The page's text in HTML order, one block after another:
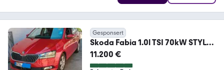
Gesponsert
Skoda Fabia 1.0l TSI 70kW STYLE
COMBI STYLE
11.200 €